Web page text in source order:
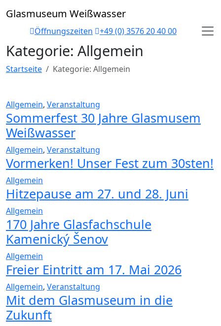
toGlasmuseum Weißwasser
Öffnungszeiten +49 (0) 3576 20 40 00
Kategorie: Allgemein
Startseite Kategorie: Allgemein
Allgemein, Veranstaltung
Sommerfest 30 Jahre Glasmusem
Weißwasser
Allgemein, Veranstaltung
Vormerken! Unser Fest zum 30sten!
Allgemein
Hitzepause am 27. und 28. Juni
Allgemein
170 Jahre Glasfachschule
Kamenický Šenov
Allgemein
Freier Eintritt am 17. Mai 2026
Allgemein, Veranstaltung
Mit dem Glasmuseum in die
Zukunft